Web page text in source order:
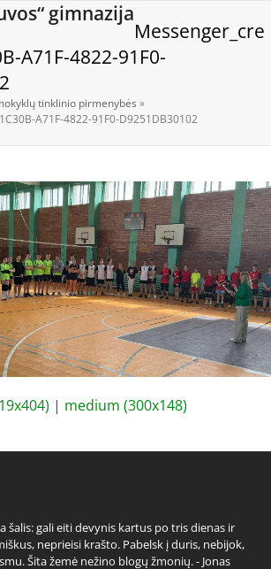
gimnazija
Messenger_cre
A71F-4822-91F0-
tinklinio pirmenybės »
A71F-4822-91F0-D9251DB30102
| medium (300x148)
šalis: gali eiti devynis kartus po tris dienas ir
neprieisi krašto. Pabelsk į duris, nebijok,
Šita žemė nežino blogų žmonių. - Jonas